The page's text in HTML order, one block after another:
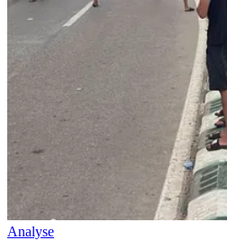
Analyse